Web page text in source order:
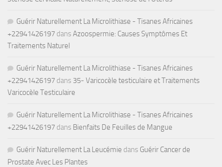
Guérir Naturellement La Microlithiase - Tisanes Africaines
+22941426197 dans Azoospermie: Causes Symptômes Et
Traitements Naturel
Guérir Naturellement La Microlithiase - Tisanes Africaines
+22941426197 dans 35- Varicocèle testiculaire et Traitements
Varicocèle Testiculaire
Guérir Naturellement La Microlithiase - Tisanes Africaines
+22941426197 dans Bienfaits De Feuilles de Mangue
Guérir Naturellement La Leucémie dans Guérir Cancer de
Prostate Avec Les Plantes